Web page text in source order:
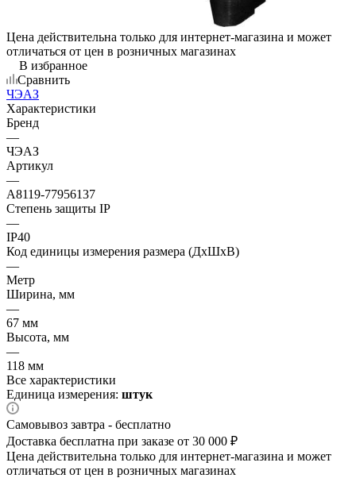
Цена действительна только для интернет-магазина и может
отличаться от цен в розничных магазинах
В избранное
Сравнить
ЧЭАЗ
Характеристики
Бренд
—
ЧЭАЗ
Артикул
—
A8119-77956137
Степень защиты IP
—
IP40
Код единицы измерения размера (ДхШхВ)
—
Метр
Ширина, мм
—
67 мм
Высота, мм
—
118 мм
Все характеристики
Единица измерения: штук
Самовывоз завтра - бесплатно
Доставка бесплатна при заказе от 30 000 ₽
Цена действительна только для интернет-магазина и может
отличаться от цен в розничных магазинах